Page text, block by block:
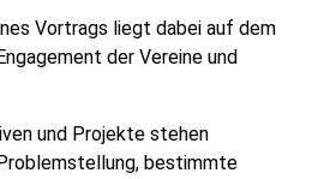
Vortrags liegt dabei auf dem
der Vereine und
und Projekte stehen
bestimmte